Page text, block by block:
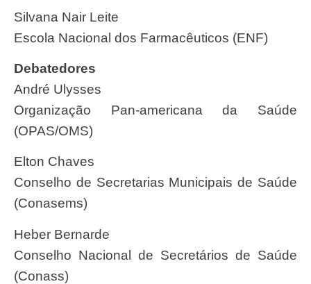
Silvana Nair Leite
Escola Nacional dos Farmacêuticos (ENF)
Debatedores
André Ulysses
Organização Pan-americana da Saúde
(OPAS/OMS)
Elton Chaves
Conselho de Secretarias Municipais de Saúde
(Conasems)
Heber Bernarde
Conselho Nacional de Secretários de Saúde
(Conass)